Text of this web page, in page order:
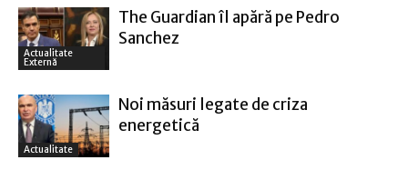
Actualitate
Externă
The Guardian îl apără pe Pedro
Sanchez
Actualitate
Noi măsuri legate de criza
energetică